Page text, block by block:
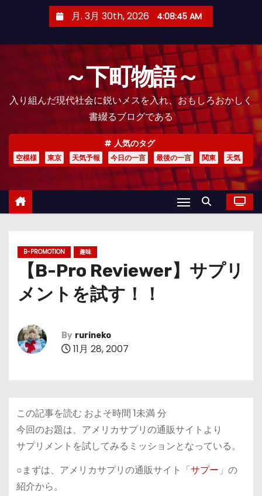
月. 3月 30th, 2026 4:08:46 AM
～下町物語～
入り組んだ現代社会に鋭いメスを入れ、おもしろおかしく
書綴るブログである
人気のタグ
空模様 東京 天気予報 今日の一言 最後の一言 関東 天気
B-PROMOTION 趣味
【B-Pro Reviewer】サプリ
メントを試す！！
By rurineko
11月 28, 2007
この記事を読む およそ時間 1未満 分
今回のお題は、アメリカサプリの通販サイトより
サプリメントを試してみるミッションとなっている。
○まずは、アメリカサプリの通販サイト「サプー 」の
紹介から。